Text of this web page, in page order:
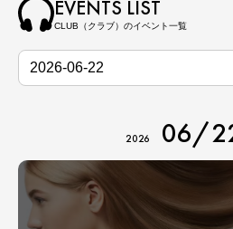
EVENTS LIST
CLUB（クラブ）のイベント一覧
2026 06/